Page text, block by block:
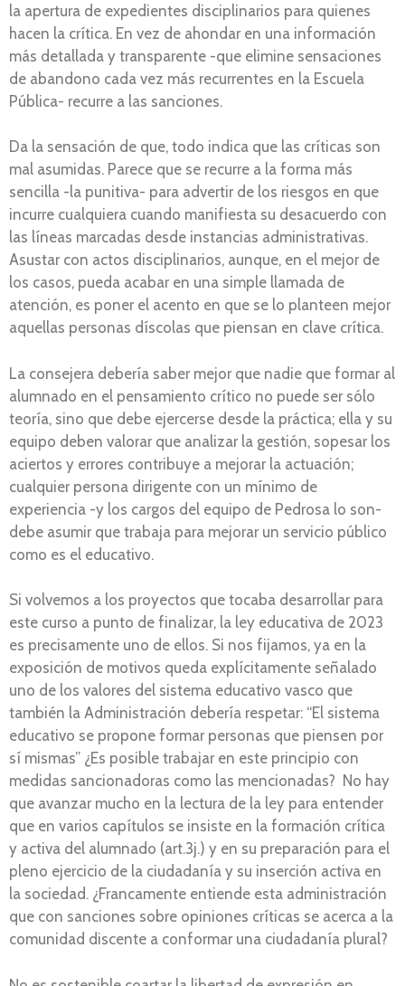
la apertura de expedientes disciplinarios para quienes
hacen la crítica. En vez de ahondar en una información
más detallada y transparente -que elimine sensaciones
de abandono cada vez más recurrentes en la Escuela
Pública- recurre a las sanciones.
Da la sensación de que, todo indica que las críticas son
mal asumidas. Parece que se recurre a la forma más
sencilla -la punitiva- para advertir de los riesgos en que
incurre cualquiera cuando manifiesta su desacuerdo con
las líneas marcadas desde instancias administrativas.
Asustar con actos disciplinarios, aunque, en el mejor de
los casos, pueda acabar en una simple llamada de
atención, es poner el acento en que se lo planteen mejor
aquellas personas díscolas que piensan en clave crítica.
La consejera debería saber mejor que nadie que formar al
alumnado en el pensamiento crítico no puede ser sólo
teoría, sino que debe ejercerse desde la práctica; ella y su
equipo deben valorar que analizar la gestión, sopesar los
aciertos y errores contribuye a mejorar la actuación;
cualquier persona dirigente con un mínimo de
experiencia -y los cargos del equipo de Pedrosa lo son-
debe asumir que trabaja para mejorar un servicio público
como es el educativo.
Si volvemos a los proyectos que tocaba desarrollar para
este curso a punto de finalizar, la ley educativa de 2023
es precisamente uno de ellos. Si nos fijamos, ya en la
exposición de motivos queda explícitamente señalado
uno de los valores del sistema educativo vasco que
también la Administración debería respetar: “El sistema
educativo se propone formar personas que piensen por
sí mismas” ¿Es posible trabajar en este principio con
medidas sancionadoras como las mencionadas? No hay
que avanzar mucho en la lectura de la ley para entender
que en varios capítulos se insiste en la formación crítica
y activa del alumnado (art.3j.) y en su preparación para el
pleno ejercicio de la ciudadanía y su inserción activa en
la sociedad. ¿Francamente entiende esta administración
que con sanciones sobre opiniones críticas se acerca a la
comunidad discente a conformar una ciudadanía plural?